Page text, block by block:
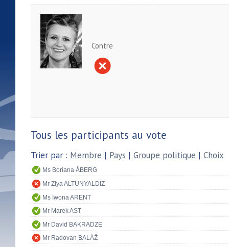
Contre
Tous les participants au vote
Trier par : Membre | Pays | Groupe politique | Choix
Ms Boriana ÅBERG
Mr Ziya ALTUNYALDIZ
Ms Iwona ARENT
Mr Marek AST
Mr David BAKRADZE
Mr Radovan BALÁŽ